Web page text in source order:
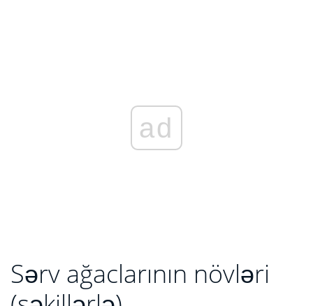
ad
Sərv ağaclarının növləri